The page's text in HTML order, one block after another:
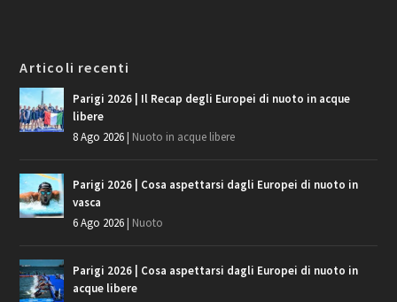
Articoli recenti
Parigi 2026 | Il Recap degli Europei di nuoto in acque
libere
8 Ago 2026| Nuoto in acque libere
Parigi 2026 | Cosa aspettarsi dagli Europei di nuoto in
vasca
6 Ago 2026| Nuoto
Parigi 2026 | Cosa aspettarsi dagli Europei di nuoto in
acque libere